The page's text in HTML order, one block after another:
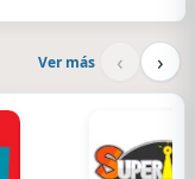
Ver más ‹ ›